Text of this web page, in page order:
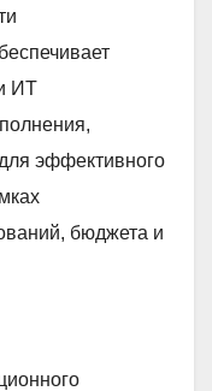
ИТ
эффективного
бюджета и